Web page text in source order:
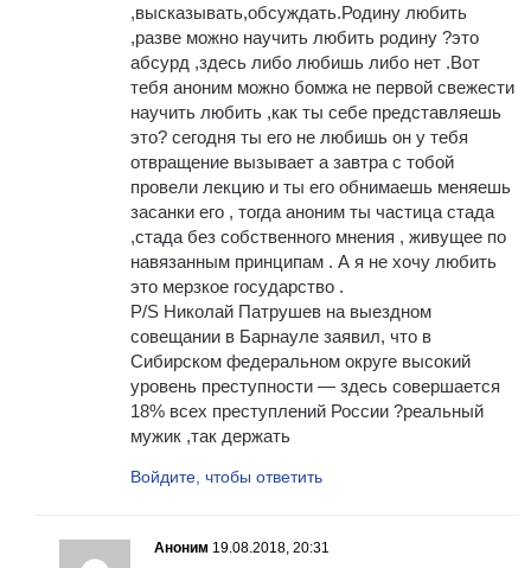
,высказывать,обсуждать.Родину любить
,разве можно научить любить родину ?это
абсурд ,здесь либо любишь либо нет .Вот
тебя аноним можно бомжа не первой свежести
научить любить ,как ты себе представляешь
это? сегодня ты его не любишь он у тебя
отвращение вызывает а завтра с тобой
провели лекцию и ты его обнимаешь меняешь
засанки его , тогда аноним ты частица стада
,стада без собственного мнения , живущее по
навязанным принципам . А я не хочу любить
это мерзкое государство .
P/S Николай Патрушев на выездном
совещании в Барнауле заявил, что в
Сибирском федеральном округе высокий
уровень преступности — здесь совершается
18% всех преступлений России ?реальный
мужик ,так держать
Войдите, чтобы ответить
Аноним 19.08.2018, 20:31